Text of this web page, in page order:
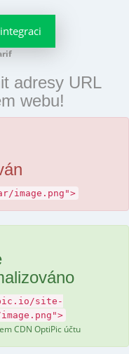
adresy URL
webu!
image.png">
site-
CDN OptiPic účtu